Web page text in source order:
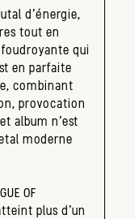
d’énergie,
tout en
qui
en parfaite
combinant
provocation
album n’est
moderne
OF
plus d’un